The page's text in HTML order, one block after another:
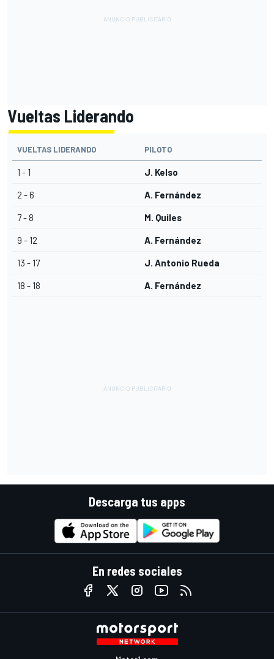
Vueltas Liderando
VUELTAS LIDERANDO PILOTO
1 - 1 J. Kelso
2 - 6 A. Fernández
7 - 8 M. Quiles
9 - 12 A. Fernández
13 - 17 J. Antonio Rueda
18 - 18 A. Fernández
Descarga tus apps
En redes sociales